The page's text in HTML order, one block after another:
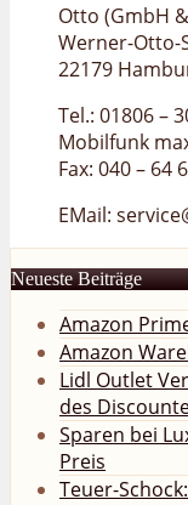
Otto (GmbH
Werner-Otto-
22179
Tel.: 01806 –
Mobilfunk
Fax: 040 – 64
EMail:
Neueste Beiträge
Amazon
Amazon
Lidl Outlet
des
Sparen bei
Preis
Teuer-